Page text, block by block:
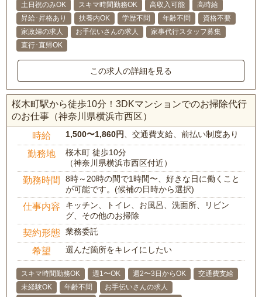
土日祝のみOK スキマ時間勤務OK 高収入可能
高時給
昇給･昇格あり
扶養内OK 学歴不問 年齢不問
資格不要
家政婦の求人
お手伝いさんの求人
家事代行スタッフ募集
直行･直帰OK
この求人の詳細を見る
桜木町駅から徒歩10分！3DKマンションでのお掃除代行
のお仕事（神奈川県横浜市西区）
時給 1,500〜1,860円、交通費支給、前払い制度あり
勤務地
桜木町 徒歩10分
（神奈川県横浜市西区付近）
勤務時間
8時～20時の間で1時間〜、好きな日に働くこと
が可能です。(候補の日時から選択)
仕事内容
キッチン、トイレ、お風呂、洗面所、リビン
グ、その他のお掃除
契約形態 業務委託
希望 選んだ箇所をキレイにしたい
スキマ時間勤務OK 週1〜OK 週2〜3日からOK
交通費支給
未経験OK
年齢不問
お手伝いさんの求人